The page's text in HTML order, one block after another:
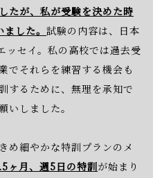
たが、私が受験を決めた時
した。 試験の内容は、日本
セイ。 私の高校では過去受
でそれらを練習する機会 も
するために、 無理を承知で
しました。
め細やかな特訓プランのメ
ヶ月、週5日の特訓が始まり